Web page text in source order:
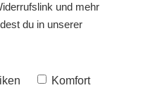
und mehr
du in unserer
Komfort